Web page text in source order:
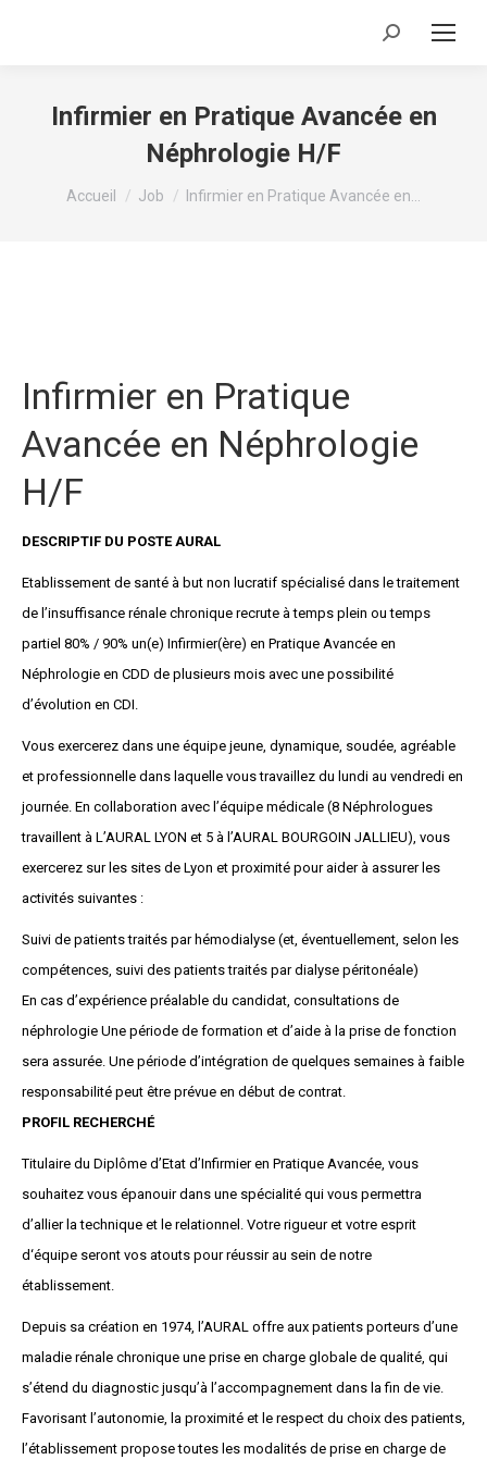
Recherche
Infirmier en Pratique Avancée en
Néphrologie H/F
Vous êtes ici :
Accueil Job Infirmier en Pratique Avancée en…
Infirmier en Pratique
Avancée en Néphrologie
H/F
DESCRIPTIF DU POSTE AURAL
Etablissement de santé à but non lucratif spécialisé dans le traitement
de l’insuffisance rénale chronique recrute à temps plein ou temps
partiel 80% / 90% un(e) Infirmier(ère) en Pratique Avancée en
Néphrologie en CDD de plusieurs mois avec une possibilité
d’évolution en CDI.
Vous exercerez dans une équipe jeune, dynamique, soudée, agréable
et professionnelle dans laquelle vous travaillez du lundi au vendredi en
journée. En collaboration avec l’équipe médicale (8 Néphrologues
travaillent à L’AURAL LYON et 5 à l’AURAL BOURGOIN JALLIEU), vous
exercerez sur les sites de Lyon et proximité pour aider à assurer les
activités suivantes :
Suivi de patients traités par hémodialyse (et, éventuellement, selon les
compétences, suivi des patients traités par dialyse péritonéale)
En cas d’expérience préalable du candidat, consultations de
néphrologie Une période de formation et d’aide à la prise de fonction
sera assurée. Une période d’intégration de quelques semaines à faible
responsabilité peut être prévue en début de contrat.
PROFIL RECHERCHÉ
Titulaire du Diplôme d’Etat d’Infirmier en Pratique Avancée, vous
souhaitez vous épanouir dans une spécialité qui vous permettra
d’allier la technique et le relationnel. Votre rigueur et votre esprit
d‘équipe seront vos atouts pour réussir au sein de notre
établissement.
Depuis sa création en 1974, l’AURAL offre aux patients porteurs d’une
maladie rénale chronique une prise en charge globale de qualité, qui
s’étend du diagnostic jusqu’à l’accompagnement dans la fin de vie.
Favorisant l’autonomie, la proximité et le respect du choix des patients,
l’établissement propose toutes les modalités de prise en charge de